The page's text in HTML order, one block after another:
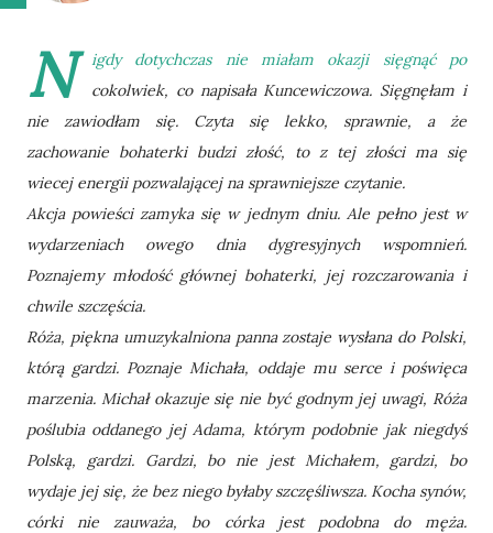
N
igdy dotychczas nie miałam okazji sięgnąć po
cokolwiek, co napisała Kuncewiczowa. Sięgnęłam i
nie zawiodłam się. Czyta się lekko, sprawnie, a że
zachowanie bohaterki budzi złość, to z tej złości ma się
wiecej energii pozwalającej na sprawniejsze czytanie.
Akcja powieści zamyka się w jednym dniu. Ale pełno jest w
wydarzeniach owego dnia dygresyjnych wspomnień.
Poznajemy młodość głównej bohaterki, jej rozczarowania i
chwile szczęścia.
Róża, piękna umuzykalniona panna zostaje wysłana do Polski,
którą gardzi. Poznaje Michała, oddaje mu serce i poświęca
marzenia. Michał okazuje się nie być godnym jej uwagi, Róża
poślubia oddanego jej Adama, którym podobnie jak niegdyś
Polską, gardzi. Gardzi, bo nie jest Michałem, gardzi, bo
wydaje jej się, że bez niego byłaby szczęśliwsza. Kocha synów,
córki nie zauważa, bo córka jest podobna do męża.